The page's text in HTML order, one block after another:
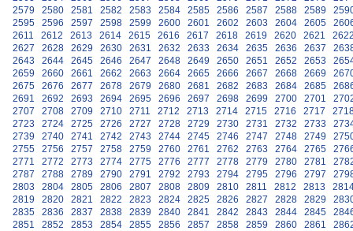
2579
2580 2581 2582 2583 2584 2585 2586 2587 2588 2589
2595
2596 2597 2598 2599 2600 2601 2602 2603 2604 2605
2611
2612 2613 2614 2615 2616 2617 2618 2619 2620 2621
2627
2628 2629 2630 2631 2632 2633 2634 2635 2636 2637
2643
2644 2645 2646 2647 2648 2649 2650 2651 2652 2653
2659
2660 2661 2662 2663 2664 2665 2666 2667 2668 2669
2675
2676 2677 2678 2679 2680 2681 2682 2683 2684 2685
2691
2692 2693 2694 2695 2696 2697 2698 2699 2700 2701
2707
2708 2709 2710 2711 2712 2713 2714 2715 2716 2717
2723
2724 2725 2726 2727 2728 2729 2730 2731 2732 2733
2739
2740 2741 2742 2743 2744 2745 2746 2747 2748 2749
2755
2756 2757 2758 2759 2760 2761 2762 2763 2764 2765
2771
2772 2773 2774 2775 2776 2777 2778 2779 2780 2781
2787
2788 2789 2790 2791 2792 2793 2794 2795 2796 2797
2803
2804 2805 2806 2807 2808 2809 2810 2811 2812 2813
2819
2820 2821 2822 2823 2824 2825 2826 2827 2828 2829
2835
2836 2837 2838 2839 2840 2841 2842 2843 2844 2845
2851
2852 2853 2854 2855 2856 2857 2858 2859 2860 2861